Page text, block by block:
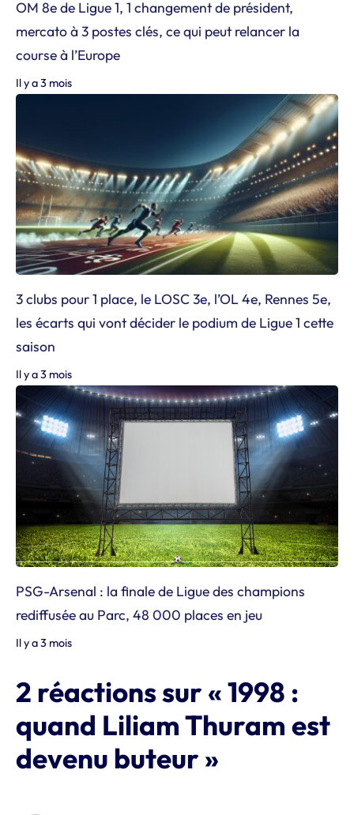
OM 8e de Ligue 1, 1 changement de président,
mercato à 3 postes clés, ce qui peut relancer la
course à l’Europe
Il y a 3 mois
3 clubs pour 1 place, le LOSC 3e, l’OL 4e, Rennes 5e,
les écarts qui vont décider le podium de Ligue 1 cette
saison
Il y a 3 mois
PSG-Arsenal : la finale de Ligue des champions
rediffusée au Parc, 48 000 places en jeu
Il y a 3 mois
2 réactions sur « 1998 :
quand Liliam Thuram est
devenu buteur »